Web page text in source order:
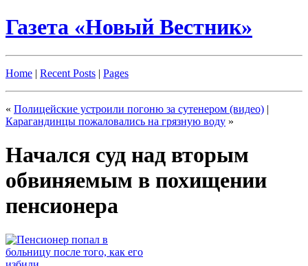
Газета «Новый Вестник»
Home | Recent Posts | Pages
« Полицейские устроили погоню за сутенером (видео) |
Карагандинцы пожаловались на грязную воду »
Начался суд над вторым
обвиняемым в похищении
пенсионера